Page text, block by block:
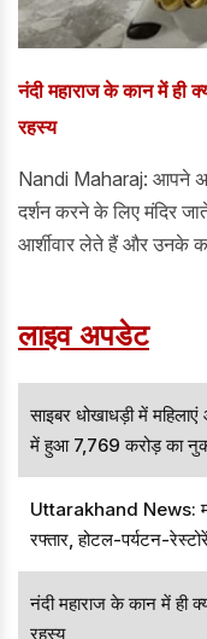
नंदी महाराज के कान में ही
रहस्य
Nandi Maharaj: आपने
दर्शन करने के लिए मंदिर
आर्शीवार लेते हैं और उनके
लाइव अपडेट
साइबर धोखाधड़ी में
में हुआ 7,769 करोड़ का
Uttarakhand News:
रफ्तार, होटल-पर्यटन-
नंदी महाराज के कान में ही
रहस्य